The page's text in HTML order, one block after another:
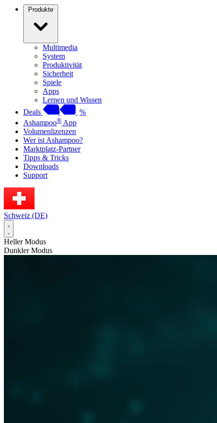
Produkte
Multimedia
System
Produktivität
Sicherheit
Spiele
Apps
Lernen und Wissen
Deals
%
Ashampoo® App
Volumenlizenzen
Wer ist Ashampoo?
Marktplatz-Partner
Tipps & Tricks
Downloads
Support
Schweiz (DE)
Heller Modus
Dunkler Modus